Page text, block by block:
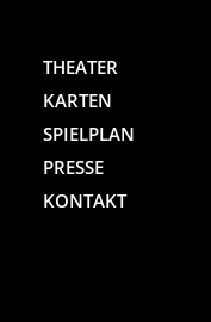
THEATER
KARTEN
SPIELPLAN
PRESSE
KONTAKT